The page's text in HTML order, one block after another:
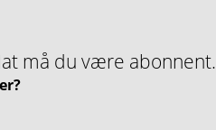
må du være abonnent.